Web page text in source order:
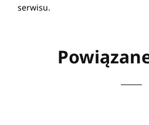
serwisu.